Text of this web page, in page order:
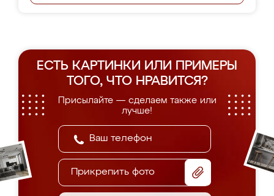
ЕСТЬ КАРТИНКИ ИЛИ ПРИМЕРЫ
ТОГО, ЧТО НРАВИТСЯ?
Присылайте — сделаем также или
лучше!
Прикрепить фото